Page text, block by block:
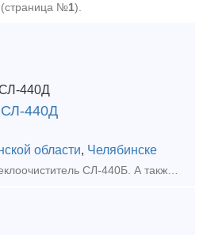
(страница №1).
СЛ-440Д
области, Челябинске